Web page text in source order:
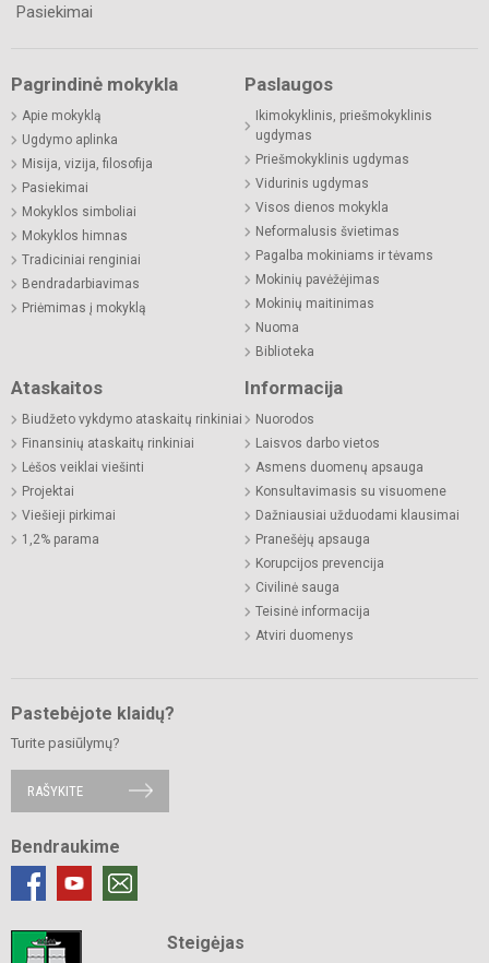
Pasiekimai
Pagrindinė mokykla
Apie mokyklą
Ugdymo aplinka
Misija, vizija, filosofija
Pasiekimai
Mokyklos simboliai
Mokyklos himnas
Tradiciniai renginiai
Bendradarbiavimas
Priėmimas į mokyklą
Paslaugos
Ikimokyklinis, priešmokyklinis
ugdymas
Priešmokyklinis ugdymas
Vidurinis ugdymas
Visos dienos mokykla
Neformalusis švietimas
Pagalba mokiniams ir tėvams
Mokinių pavėžėjimas
Mokinių maitinimas
Nuoma
Biblioteka
Ataskaitos
Biudžeto vykdymo ataskaitų rinkiniai
Finansinių ataskaitų rinkiniai
Lėšos veiklai viešinti
Projektai
Viešieji pirkimai
1,2% parama
Informacija
Nuorodos
Laisvos darbo vietos
Asmens duomenų apsauga
Konsultavimasis su visuomene
Dažniausiai užduodami klausimai
Pranešėjų apsauga
Korupcijos prevencija
Civilinė sauga
Teisinė informacija
Atviri duomenys
Pastebėjote klaidų?
Turite pasiūlymų?
RAŠYKITE
Bendraukime
Steigėjas